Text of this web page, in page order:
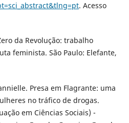
. Acesso
da Revolução: trabalho
feminista. São Paulo: Elefante,
Presa em Flagrante: uma
no tráfico de drogas.
em Ciências Sociais) -